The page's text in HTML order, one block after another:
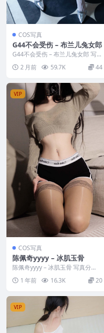
COS写真
G44不会受伤 – 布兰儿兔女郎
G44不会受伤 – 布兰儿兔女郎 写真
分类：唯美，参与模特：G44不会
受伤 [资...
2 月前 59.7K 44
VIP
COS写真
陈佩奇yyyy – 冰肌玉骨
陈佩奇yyyy – 冰肌玉骨 写真分
类：唯美，参与模特：陈佩奇yyyy
[资源大...
1 年前 16.3K 20
VIP